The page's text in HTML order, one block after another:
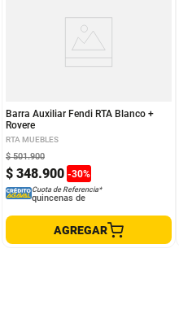
Barra Auxiliar Fendi RTA Blanco +
Rovere
RTA MUEBLES
$ 348.900 -30%
$ 501.900
Cuota de Referencia*
quincenas de
AGREGAR